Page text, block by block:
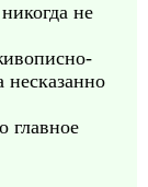
не
главное